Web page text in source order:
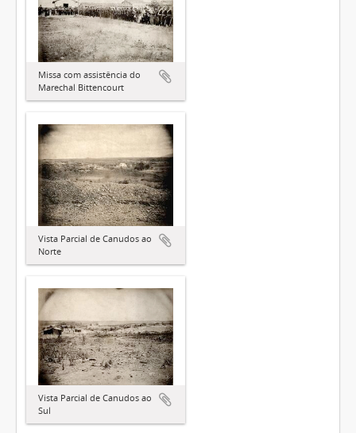
Missa com assistência do
Marechal Bittencourt
Vista Parcial de Canudos ao
Norte
Vista Parcial de Canudos ao
Sul